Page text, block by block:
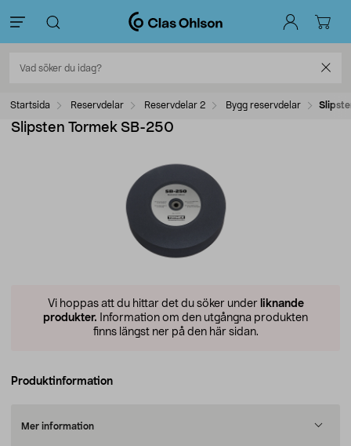
Startsida Reservdelar Reservdelar 2 Bygg reservdelar
Slipsten Tormek SB-250
Vi hoppas att du hittar det du söker under liknande
produkter. Information om den utgångna produkten
finns längst ner på den här sidan.
Produktinformation
Mer information